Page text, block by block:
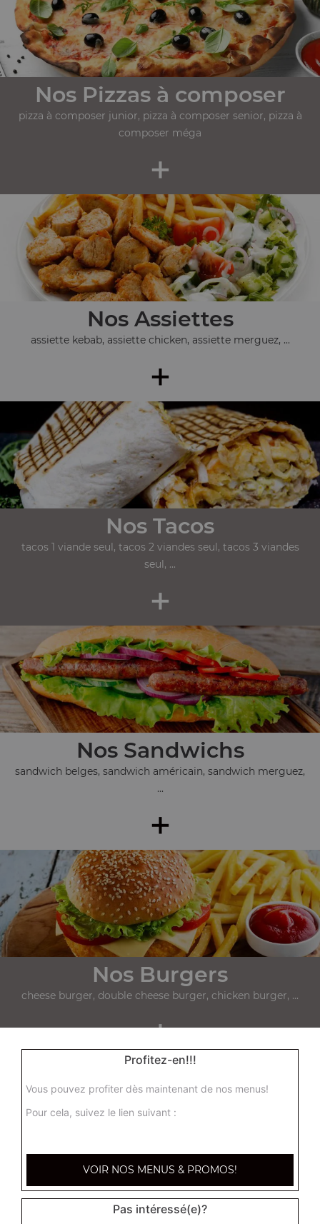
Nos Pizzas à composer
pizza à composer junior, pizza à composer senior, pizza à
composer méga
+
Nos Assiettes
assiette kebab, assiette chicken, assiette merguez, ...
+
Nos Tacos
tacos 1 viande seul, tacos 2 viandes seul, tacos 3 viandes
seul, ...
+
Nos Sandwichs
sandwich belges, sandwich américain, sandwich merguez,
...
+
Nos Burgers
cheese burger, double cheese burger, chicken burger, ...
+
Nos Paninis
panini thon, panini kebab, panini poulet, ...
Profitez-en!!!
Vous pouvez profiter dès maintenant de nos menus!
Pour cela, suivez le lien suivant :
VOIR NOS MENUS & PROMOS!
Pas intéressé(e)?